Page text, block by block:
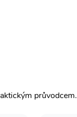
průvodcem.